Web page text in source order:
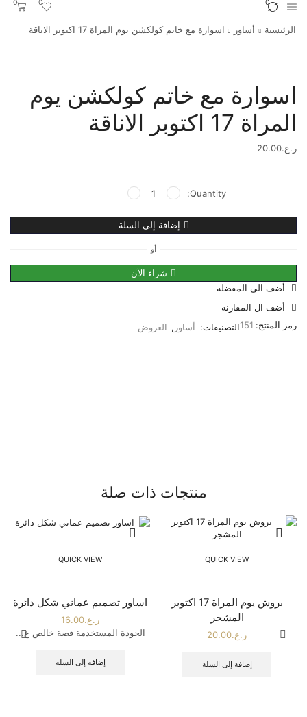
0
0
0
الرئيسية أساور اسوارة مع خاتم كولكشن يوم المراة 17 اكتوبر الاناقة
اسوارة مع خاتم كولكشن يوم
المراة 17 اكتوبر الاناقة
ر.ع.20.00
إضافة إلى السلة
أو
شراء الآن
أضف الى المفضلة
أضف ال المقارنة
رمز المنتج: 151التصنيفات: أساور , العروض
منتجات ذات صلة
QUICK VIEW
بروش يوم المراة 17 اكتوبر
المشجر
ر.ع.20.00
إضافة إلى السلة
QUICK VIEW
اساور تصميم عماني شكل دائرة
ر.ع.16.00
الجودة المستخدمة فضة خالص ع...
إضافة إلى السلة